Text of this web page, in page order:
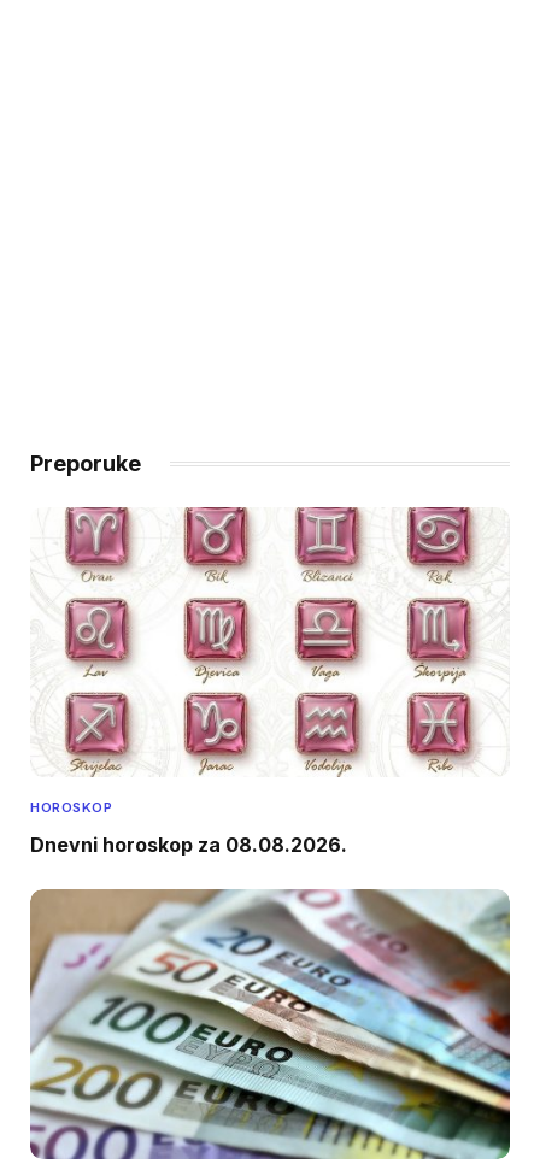
Preporuke
HOROSKOP
Dnevni horoskop za 08.08.2026.